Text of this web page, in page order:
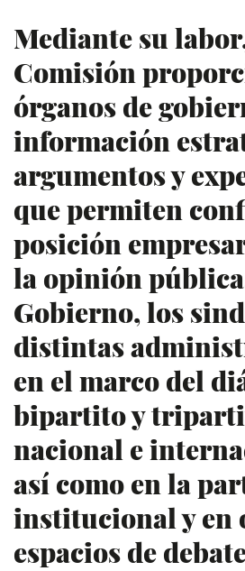
Mediante su
Comisión
órganos de
información
argumentos y
que permiten
posición
la opinión
Gobierno, los
distintas
en el marco del
bipartito y
nacional e
así como en la
institucional y en
espacios de